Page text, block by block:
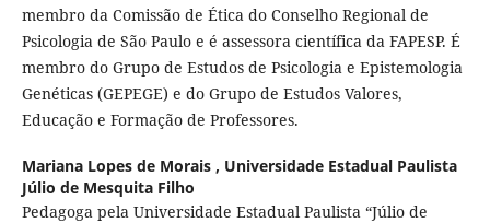
membro da Comissão de Ética do Conselho Regional de
Psicologia de São Paulo e é assessora científica da FAPESP. É
membro do Grupo de Estudos de Psicologia e Epistemologia
Genéticas (GEPEGE) e do Grupo de Estudos Valores,
Educação e Formação de Professores.
Mariana Lopes de Morais , Universidade Estadual Paulista
Júlio de Mesquita Filho
Pedagoga pela Universidade Estadual Paulista “Júlio de